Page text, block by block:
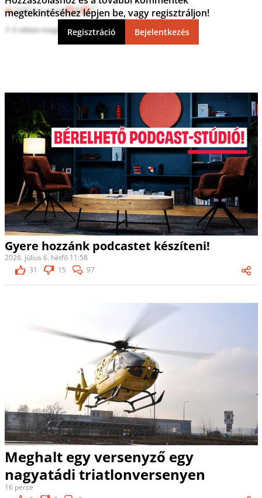
Válasz erre 8 2
2 válasz megtekintése
megtekintéséhez lépjen be, vagy regisztráljon!
Regisztráció Bejelentkezés
Gyere hozzánk podcastet készíteni!
2026. július 6. hétfő 11:58
31
15 97
Meghalt egy versenyző egy
nagyatádi triatlonversenyen
16 perce